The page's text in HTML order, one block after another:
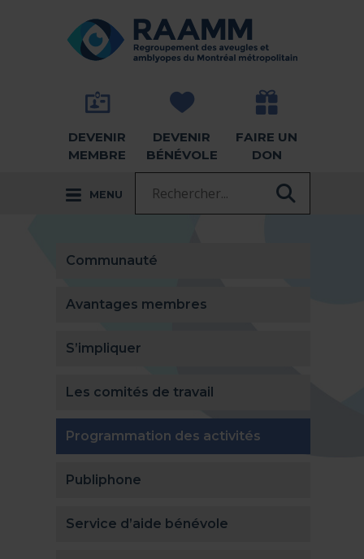
RETOUR À LA PAGE D'ACCUEIL -
DEVENIR
MEMBRE
DEVENIR
BÉNÉVOLE
FAIRE UN
DON
MENU
Communauté
Avantages membres
S’impliquer
Les comités de travail
Programmation des activités
Publiphone
Service d’aide bénévole